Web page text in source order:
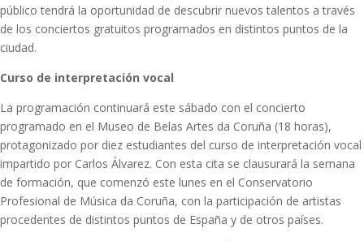
público tendrá la oportunidad de descubrir nuevos talentos a través
de los conciertos gratuitos programados en distintos puntos de la
ciudad.
Curso de interpretación vocal
La programación continuará este sábado con el concierto
programado en el Museo de Belas Artes da Coruña (18 horas),
protagonizado por diez estudiantes del curso de interpretación vocal
impartido por Carlos Álvarez. Con esta cita se clausurará la semana
de formación, que comenzó este lunes en el Conservatorio
Profesional de Música da Coruña, con la participación de artistas
procedentes de distintos puntos de España y de otros países.